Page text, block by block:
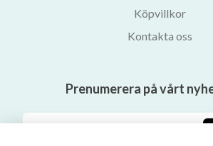
Köpvillkor
Kontakta oss
Prenumerera på vårt